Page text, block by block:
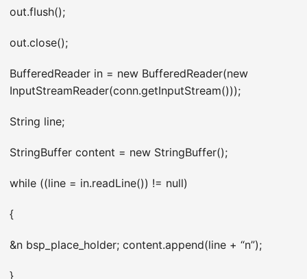
out.flush();
out.close();
BufferedReader in = new BufferedReader(new
InputStreamReader(conn.getInputStream()));
String line;
StringBuffer content = new StringBuffer();
while ((line = in.readLine()) != null)
{
&n bsp_place_holder; content.append(line + “n”);
}